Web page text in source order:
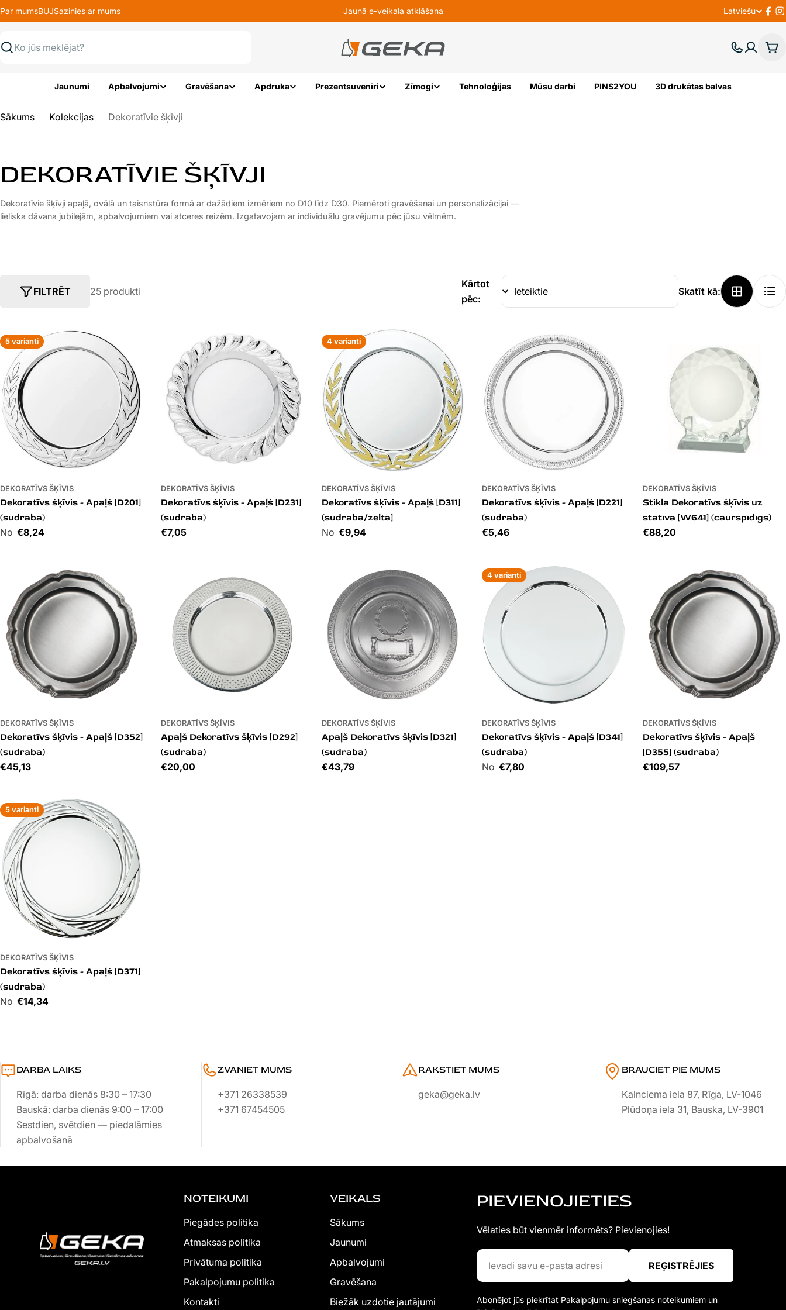
Pāriet
uz
Par mumsBUJSazinies ar mums Jaunā e-veikala atklāšana
V
A
O
Latviešu
Meklēt
Jaunumi Apbalvojumi Gravēšana Apdruka Prezentsuvenīri Zīmogi Tehnoloģijas Mūsu darbi PINS2YOU 3D drukātas balvas
Sākums Kolekcijas Dekoratīvie šķīvji
K
A
E
O
R
I
J
A
:
DEKORATĪVIE ŠĶĪVJI
Dekoratīvie šķīvji apaļā, ovālā un taisnstūra formā ar dažādiem izmēriem no D10 līdz D30. Piemēroti gravēšanai un personalizācijai —
lieliska dāvana jubilejām, apbalvojumiem vai atceres reizēm. Izgatavojam ar individuālu gravējumu pēc jūsu vēlmēm.
25 produkti
FILTRĒT
Kārtot
pēc:
Skatīt kā:
5 varianti
DEKORATĪVS ŠĶĪVIS
Dekoratīvs šķīvis - Apaļš [D201]
(sudraba)
Cena€8,24
DEKORATĪVS ŠĶĪVIS
Dekoratīvs šķīvis - Apaļš [D231]
(sudraba)
Cena
€7,05
4 varianti
DEKORATĪVS ŠĶĪVIS
Dekoratīvs šķīvis - Apaļš [D311]
(sudraba/zelta]
Cena€9,94
DEKORATĪVS ŠĶĪVIS
Dekoratīvs šķīvis - Apaļš [D221]
(sudraba)
Cena
€5,46
DEKORATĪVS ŠĶĪVIS
Stikla Dekoratīvs šķīvis uz
statīva [W641] (caurspīdīgs)
Cena
€88,20
DEKORATĪVS ŠĶĪVIS
Dekoratīvs šķīvis - Apaļš [D352]
(sudraba)
Cena
€45,13
DEKORATĪVS ŠĶĪVIS
Apaļš Dekoratīvs šķīvis [D292]
(sudraba)
Cena
€20,00
DEKORATĪVS ŠĶĪVIS
Apaļš Dekoratīvs šķīvis [D321]
(sudraba)
Cena
€43,79
4 varianti
DEKORATĪVS ŠĶĪVIS
Dekoratīvs šķīvis - Apaļš [D341]
(sudraba)
Cena€7,80
DEKORATĪVS ŠĶĪVIS
Dekoratīvs šķīvis - Apaļš
[D355] (sudraba)
Cena
€109,57
5 varianti
DEKORATĪVS ŠĶĪVIS
Dekoratīvs šķīvis - Apaļš [D371]
(sudraba)
Cena€14,34
DARBA LAIKS
Rīgā: darba dienās 8:30 – 17:30
Bauskā: darba dienās 9:00 – 17:00
Sestdien, svētdien — piedalāmies
apbalvošanā
ZVANIET MUMS
+371 26338539
+371 67454505
RAKSTIET MUMS
geka@geka.lv
BRAUCIET PIE MUMS
Kalnciema iela 87, Rīga, LV-1046
Plūdoņa iela 31, Bauska, LV-3901
NOTEIKUMI
Piegādes politika
Atmaksas politika
Privātuma politika
Pakalpojumu politika
Kontakti
VEIKALS
Sākums
Jaunumi
Apbalvojumi
Gravēšana
Biežāk uzdotie jautājumi
PIEVIENOJIETIES
Vēlaties būt vienmēr informēts? Pievienojies!
Ievadi
savu
pasta
REĢISTRĒJIES
Abonējot jūs piekrītat Pakalpojumu sniegšanas noteikumiem un